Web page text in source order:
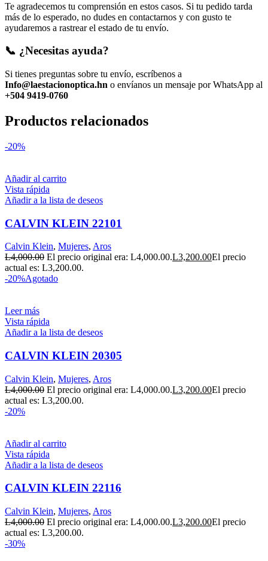
Te agradecemos tu comprensión en estos casos. Si tu pedido tarda
más de lo esperado, no dudes en contactarnos y con gusto te
ayudaremos a rastrear el estado de tu envío.
📞 ¿Necesitas ayuda?
Si tienes preguntas sobre tu envío, escríbenos a
Info@laestacionoptica.hn o envíanos un mensaje por WhatsApp al
+504 9419-0760
Productos relacionados
-20%
Añadir al carrito
Vista rápida
Añadir a la lista de deseos
CALVIN KLEIN 22101
Calvin Klein, Mujeres, Aros
L4,000.00 El precio original era: L4,000.00.L3,200.00El precio
actual es: L3,200.00.
-20%Agotado
Leer más
Vista rápida
Añadir a la lista de deseos
CALVIN KLEIN 20305
Calvin Klein, Mujeres, Aros
L4,000.00 El precio original era: L4,000.00.L3,200.00El precio
actual es: L3,200.00.
-20%
Añadir al carrito
Vista rápida
Añadir a la lista de deseos
CALVIN KLEIN 22116
Calvin Klein, Mujeres, Aros
L4,000.00 El precio original era: L4,000.00.L3,200.00El precio
actual es: L3,200.00.
-30%